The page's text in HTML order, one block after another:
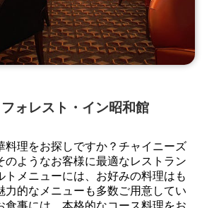
ォレスト・イン昭和館
料理をお探しですか？チャイニーズ
のようなお客様に最適なレストラン
トメニューには、お好みの料理はも
力的なメニューも多数ご用意してい
食事には、本格的なコース料理をお